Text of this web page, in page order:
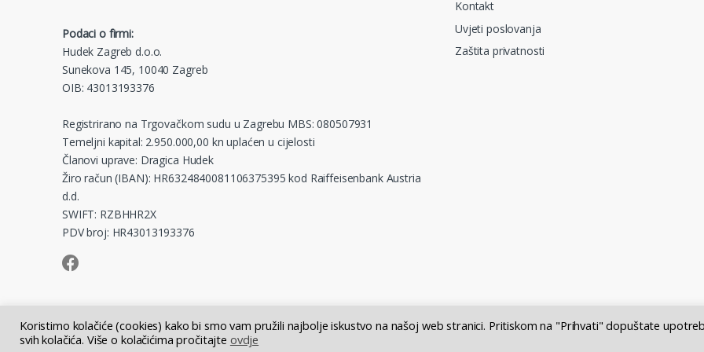
Podaci o firmi:
Hudek Zagreb d.o.o.
Sunekova 145, 10040 Zagreb
OIB: 43013193376
Registrirano na Trgovačkom sudu u Zagrebu MBS: 080507931
Temeljni kapital: 2.950.000,00 kn uplaćen u cijelosti
Članovi uprave: Dragica Hudek
Žiro račun (IBAN): HR6324840081106375395 kod Raiffeisenbank Austria
d.d.
SWIFT: RZBHHR2X
PDV broj: HR43013193376
Kontakt
Uvjeti poslovanja
Zaštita privatnosti
© Hudek Zagreb d.o.o. - sva prava pridržana | Tečaj EUR = 7,53450 HRK
Koristimo kolačiće (cookies) kako bi smo vam pružili najbolje iskustvo na našoj web stranici. Pritiskom na "Prihvati" dopuštate
svih kolačića. Više o kolačićima pročitajte ovdje